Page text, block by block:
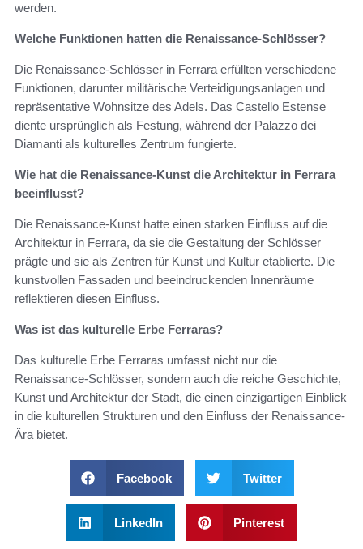
werden.
Welche Funktionen hatten die Renaissance-Schlösser?
Die Renaissance-Schlösser in Ferrara erfüllten verschiedene
Funktionen, darunter militärische Verteidigungsanlagen und
repräsentative Wohnsitze des Adels. Das Castello Estense
diente ursprünglich als Festung, während der Palazzo dei
Diamanti als kulturelles Zentrum fungierte.
Wie hat die Renaissance-Kunst die Architektur in Ferrara
beeinflusst?
Die Renaissance-Kunst hatte einen starken Einfluss auf die
Architektur in Ferrara, da sie die Gestaltung der Schlösser
prägte und sie als Zentren für Kunst und Kultur etablierte. Die
kunstvollen Fassaden und beeindruckenden Innenräume
reflektieren diesen Einfluss.
Was ist das kulturelle Erbe Ferraras?
Das kulturelle Erbe Ferraras umfasst nicht nur die
Renaissance-Schlösser, sondern auch die reiche Geschichte,
Kunst und Architektur der Stadt, die einen einzigartigen Einblick
in die kulturellen Strukturen und den Einfluss der Renaissance-
Ära bietet.
Facebook Twitter
LinkedIn Pinterest